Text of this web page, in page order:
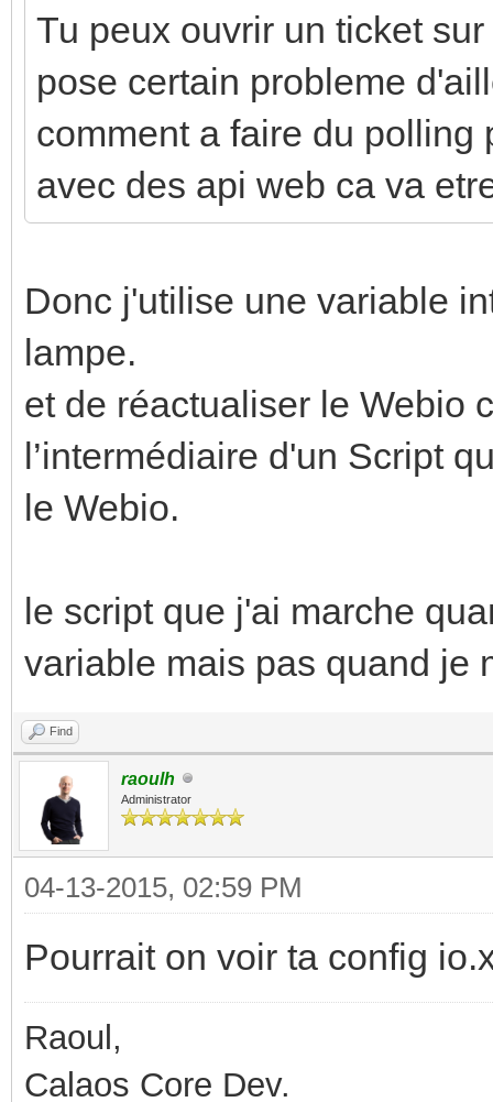
Tu peux ouvrir un ticket
pose certain probleme
comment a faire du polling
avec des api web ca va
Donc j'utilise une variable
lampe.
et de réactualiser le Webio
l’intermédiaire d'un Script
le Webio.
le script que j'ai marche
variable mais pas quand je
Find
raoulh
Administrator
04-13-2015, 02:59 PM
Pourrait on voir ta config
Raoul,
Calaos Core Dev.